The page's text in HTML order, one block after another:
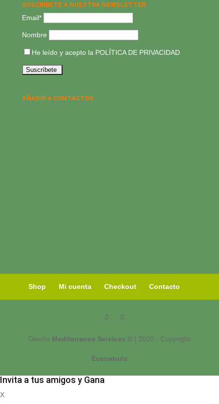
SUSCRÍBETE A NUESTRA NEWSLETTER:
Email*
Nombre
He leído y acepto la POLÍTICA DE PRIVACIDAD
AÑADIR A CONTACTOS:
Shop Mi cuenta Checkout Contacto
Diseño Mediterranea Services © | 2020 - Copyright
Econaturis
Invita a tus amigos y Gana
X